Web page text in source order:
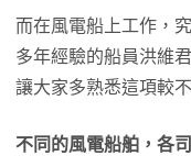
而在風電船上工作，
多年經驗的船員洪維
讓大家多熟悉這項較
不同的風電船舶，各